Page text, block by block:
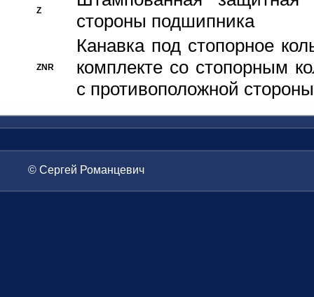
Z
стороны подшипника
ZNR
Канавка под стопорное
комплекте со стопорным
с противоположной стороны
© Сергей Романцевич